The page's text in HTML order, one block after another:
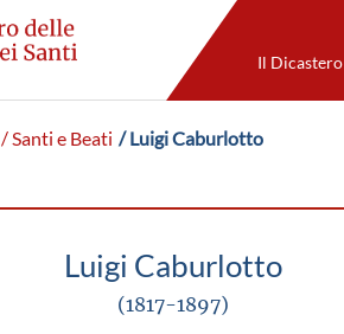
Il Dicastero
/ Santi e Beati / Luigi Caburlotto
Luigi Caburlotto
(1817-1897)